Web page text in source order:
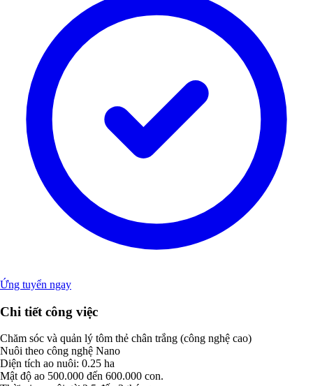
Ứng tuyển ngay
Chi tiết công việc
Chăm sóc và quản lý tôm thẻ chân trắng (công nghệ cao)
Nuôi theo công nghệ Nano
Diện tích ao nuôi: 0.25 ha
Mật độ ao 500.000 đến 600.000 con.